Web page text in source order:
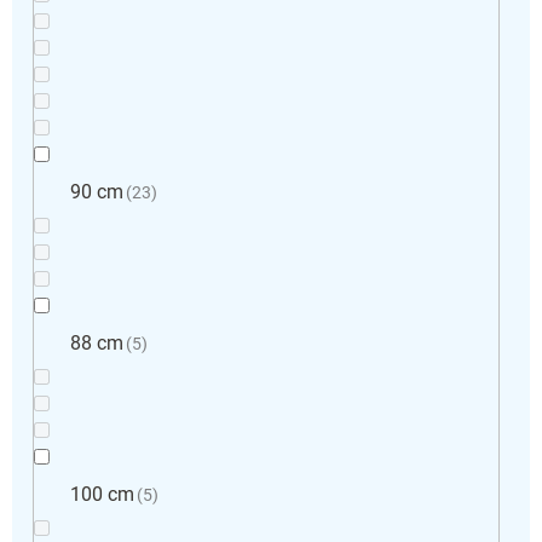
90 cm 23
88 cm 5
100 cm 5